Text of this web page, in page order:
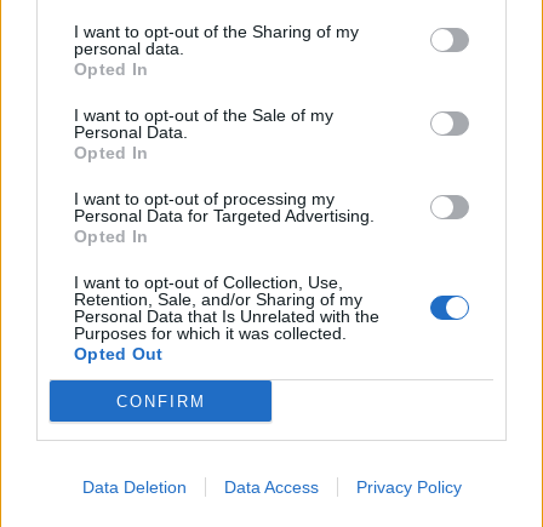
I want to opt-out of the Sharing of my
personal data.
Opted In
I want to opt-out of the Sale of my
Personal Data.
Opted In
I want to opt-out of processing my
Personal Data for Targeted Advertising.
Opted In
I want to opt-out of Collection, Use,
Retention, Sale, and/or Sharing of my
Personal Data that Is Unrelated with the
Purposes for which it was collected.
Opted Out
CONFIRM
Data Deletion Data Access Privacy Policy
humbin jetën tre mërgimtarë
humanoidë me pamje njerëzore
për shoqëri afatgjatë
vogël urbane elektrike me dy
vende